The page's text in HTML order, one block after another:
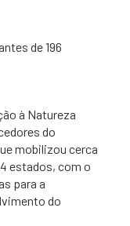
de 196
à Natureza
do
mobilizou cerca
estados, com o
para a
do